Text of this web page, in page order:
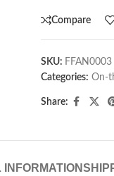
Compare
SKU: FFAN0003
Categories: On-
Share: